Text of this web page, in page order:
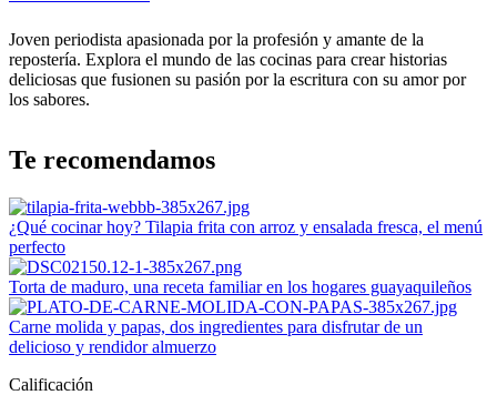
Joven periodista apasionada por la profesión y amante de la
repostería. Explora el mundo de las cocinas para crear historias
deliciosas que fusionen su pasión por la escritura con su amor por
los sabores.
Te recomendamos
¿Qué cocinar hoy? Tilapia frita con arroz y ensalada fresca, el menú
perfecto
Torta de maduro, una receta familiar en los hogares guayaquileños
Carne molida y papas, dos ingredientes para disfrutar de un
delicioso y rendidor almuerzo
Calificación